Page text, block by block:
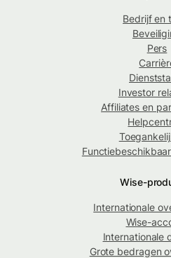
Bedrijf en
Pers
Investor
Affiliates en
Wise-
Internationale
Wise-
Internationale
Grote bedragen